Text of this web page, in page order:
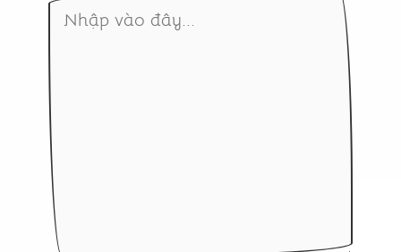
đây...